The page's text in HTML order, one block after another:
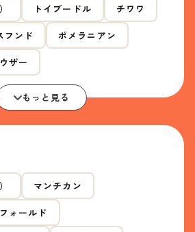
トイプードル チワワ
フンド ポメラニアン
ザー
もっと見る
マンチカン
ォールド